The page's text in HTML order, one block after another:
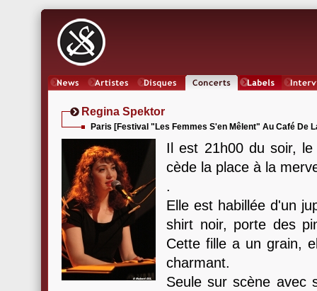
Regina Spektor
Paris [Festival "Les Femmes S'en Mêlent" Au Café De
Il est 21h00 du soir,
cède la place à la
.
Elle est habillée d'un
shirt noir, porte des
Cette fille a un grain,
charmant.
Seule sur scène avec